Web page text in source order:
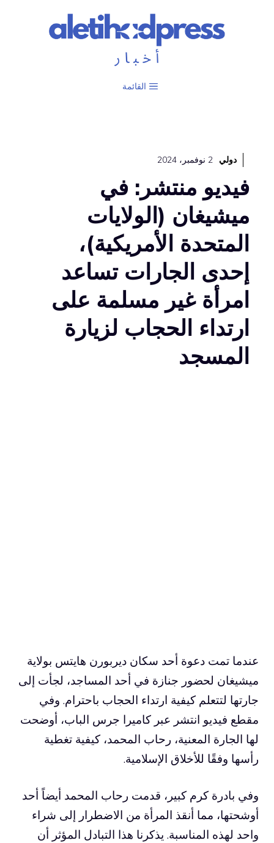
القائمة
دولي 2 نوفمبر، 2024
فيديو منتشر: في
ميشيغان (الولايات
المتحدة الأمريكية)،
إحدى الجارات تساعد
امرأة غير مسلمة على
ارتداء الحجاب لزيارة
المسجد
عندما تمت دعوة أحد سكان ديربورن هايتس بولاية
ميشيغان لحضور جنازة في أحد المساجد، لجأت إلى
جارتها لتتعلم كيفية ارتداء الحجاب باحترام. وفي
مقطع فيديو انتشر عبر كاميرا جرس الباب، أوضحت
لها الجارة المعنية، رحاب المحمد، كيفية تغطية
رأسها وفقًا للأخلاق الإسلامية.
وفي بادرة كرم كبير، قدمت رحاب المحمد أيضاً أحد
أوشحتها، مما أنقذ المرأة من الاضطرار إلى شراء
واحد لهذه المناسبة. يذكرنا هذا التبادل المؤثر أن